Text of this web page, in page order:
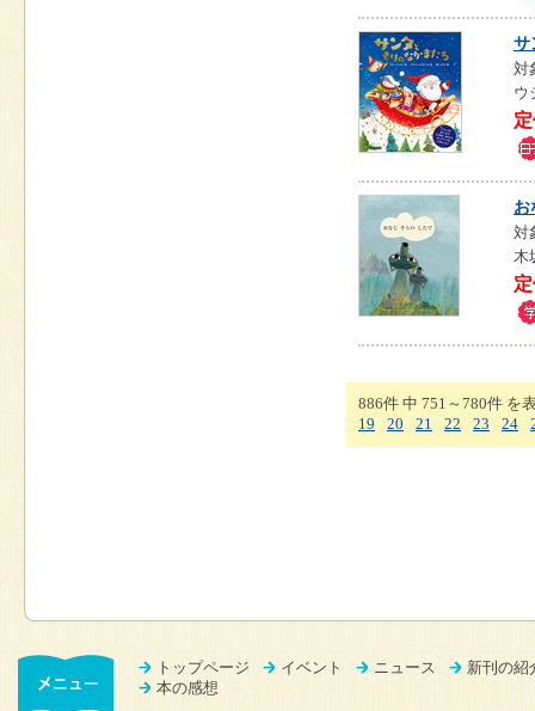
サ
対
ウ
お
対
886件 中 751～780件 を
19
20 21 22 23 24
トップページ イベント ニュース
新刊の紹
本の感想